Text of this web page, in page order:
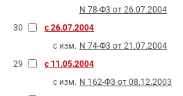
N 78-Ф3 от 26.07.2004
30
с 26.07.2004
с изм. N 74-Ф3 от 21.07.2004
29
с 11.05.2004
с изм. N 162-Ф3 от 08.12.2003